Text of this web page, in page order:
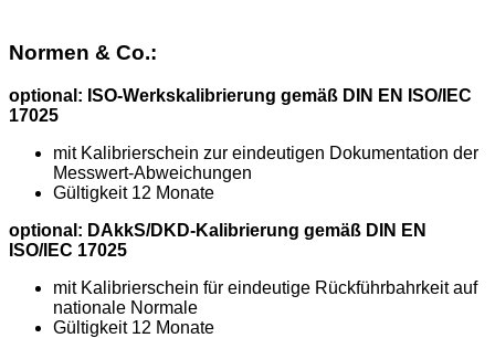
Normen & Co.:
optional: ISO-Werkskalibrierung gemäß DIN EN ISO/IEC
17025
mit Kalibrierschein zur eindeutigen Dokumentation der
Messwert-Abweichungen
Gültigkeit 12 Monate
optional: DAkkS/DKD-Kalibrierung gemäß DIN EN
ISO/IEC 17025
mit Kalibrierschein für eindeutige Rückführbahrkeit auf
nationale Normale
Gültigkeit 12 Monate